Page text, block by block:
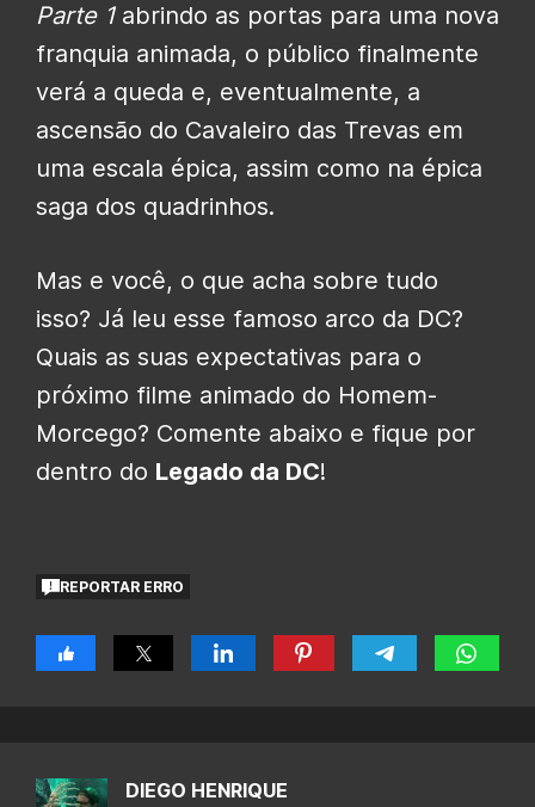
Parte 1abrindo as portas para uma nova
franquia animada, o público finalmente
verá a queda e, eventualmente, a
ascensão do Cavaleiro das Trevas em
uma escala épica, assim como na épica
saga dos quadrinhos.
Mas e você, o que acha sobre tudo
isso? Já leu esse famoso arco da DC?
Quais as suas expectativas para o
próximo filme animado do Homem-
Morcego? Comente abaixo e fique por
dentro do Legado da DC!
REPORTAR ERRO
DIEGO HENRIQUE